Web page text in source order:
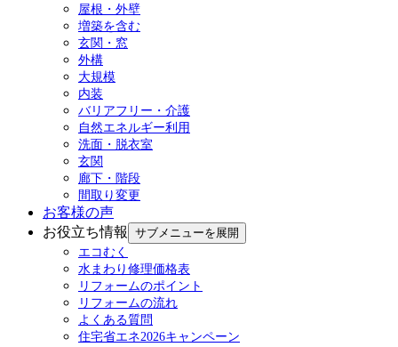
屋根・外壁
増築を含む
玄関・窓
外構
大規模
内装
バリアフリー・介護
自然エネルギー利用
洗面・脱衣室
玄関
廊下・階段
間取り変更
お客様の声
お役立ち情報
サブメニューを展開
エコむく
水まわり修理価格表
リフォームのポイント
リフォームの流れ
よくある質問
住宅省エネ2026キャンペーン